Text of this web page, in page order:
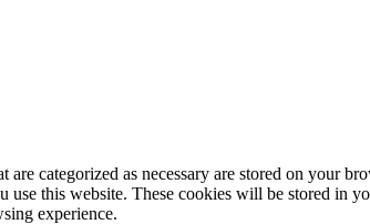
categorized as necessary are stored on your
use this website. These cookies will be stored in
experience.